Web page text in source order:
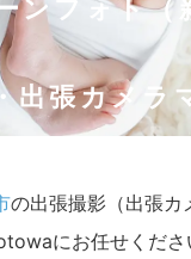
ンフォト（
出張カメラ
の出張撮影（出張カ
にお任せくださ